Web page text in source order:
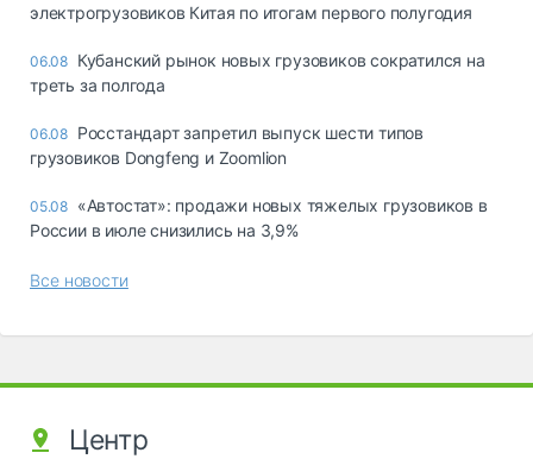
электрогрузовиков Китая по итогам первого полугодия
06.08 Кубанский рынок новых грузовиков сократился на
треть за полгода
06.08 Росстандарт запретил выпуск шести типов
грузовиков Dongfeng и Zoomlion
05.08 «Автостат»: продажи новых тяжелых грузовиков в
России в июле снизились на 3,9%
Все новости
Центр